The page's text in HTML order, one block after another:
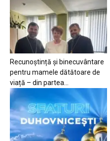
Recunoștință și binecuvântare
pentru mamele dătătoare de
viață – din partea...